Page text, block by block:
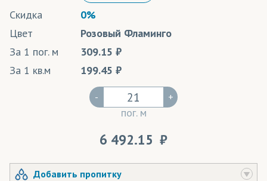
Скидка
0%
Цвет
Розовый Фламинго
За 1 пог. м
309.15
За 1 кв.м
199.45
-
пог. м
+
6 492.15
Добавить пропитку